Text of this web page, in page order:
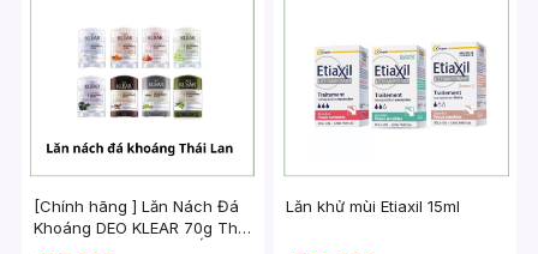
[Chính hãng ] Lăn Nách Đá
Khoáng DEO KLEAR 70g Thái
Lăn khử mùi Etiaxil 15ml